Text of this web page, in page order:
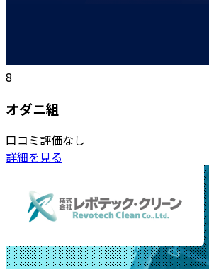
8
オダニ組
口コミ評価なし
詳細を見る